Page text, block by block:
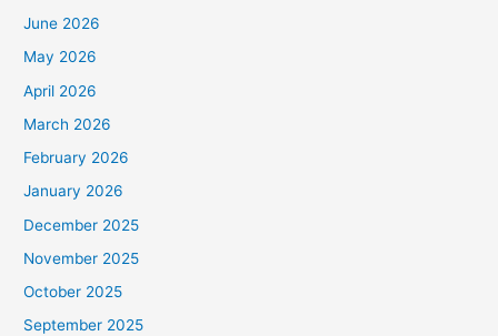
June 2026
May 2026
April 2026
March 2026
February 2026
January 2026
December 2025
November 2025
October 2025
September 2025